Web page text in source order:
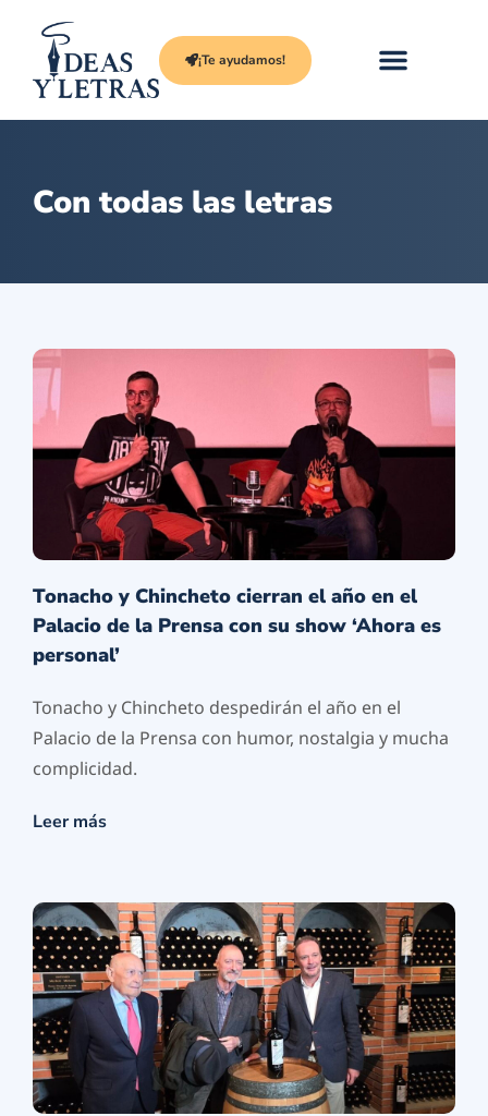
¡Te ayudamos!
Con todas las letras
Tonacho y Chincheto cierran el año en el
Palacio de la Prensa con su show ‘Ahora es
personal’
Tonacho y Chincheto despedirán el año en el
Palacio de la Prensa con humor, nostalgia y mucha
complicidad.
Leer más